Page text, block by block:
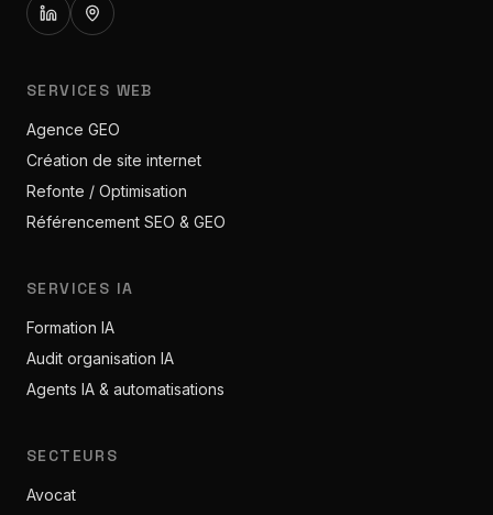
SERVICES WEB
Agence GEO
Création de site internet
Refonte / Optimisation
Référencement SEO & GEO
SERVICES IA
Formation IA
Audit organisation IA
Agents IA & automatisations
SECTEURS
Avocat